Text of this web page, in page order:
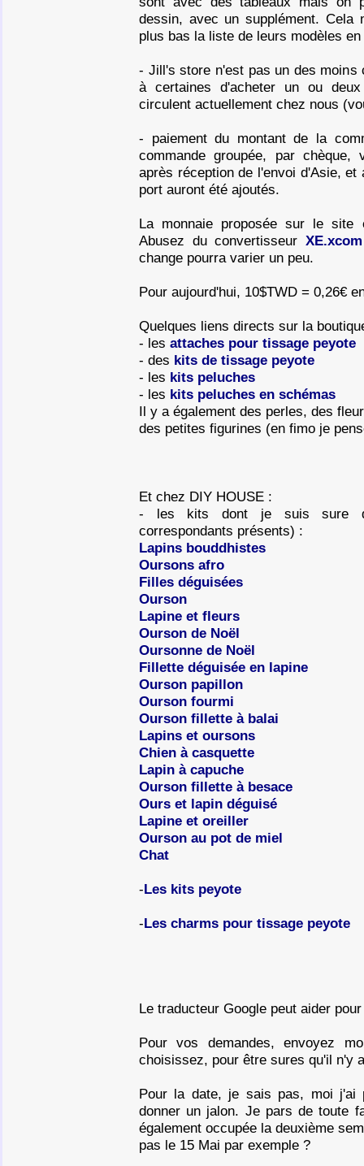
dessin, avec un supplément. Cela
plus bas la liste de leurs modèles
- Jill's store n'est pas un des moins
à certaines d'acheter un ou
circulent actuellement chez nous
- paiement du montant de la
commande groupée, par chèque,
après réception de l'envoi d'Asie,
port auront été ajoutés.
La monnaie proposée sur le site
Abusez du convertisseur XE.xcom
change pourra varier un peu.
Pour aujourd'hui, 10$TWD = 0,26€
Quelques liens directs sur la
- les attaches pour tissage peyote
- des kits de tissage peyote
- les kits peluches
- les kits peluches en schémas
Il y a également des perles, des
des petites figurines (en fimo je
Et chez DIY HOUSE :
- les kits dont je suis sure
correspondants présents) :
Lapins bouddhistes
Oursons afro
Filles déguisées
Ourson
Lapine et fleurs
Ourson de Noël
Oursonne de Noël
Fillette déguisée en lapine
Ourson papillon
Ourson fourmi
Ourson fillette à balai
Lapins et oursons
Chien à casquette
Lapin à capuche
Ourson fillette à besace
Ours et lapin déguisé
Lapine et oreiller
Ourson au pot de miel
Chat
-Les kits peyote
-Les charms pour tissage peyote
Le traducteur Google peut aider
Pour vos demandes, envoyez
choisissez, pour être sures qu'il n'y
Pour la date, je sais pas, moi j'ai
donner un jalon. Je pars de toute
également occupée la deuxième
pas le 15 Mai par exemple ?